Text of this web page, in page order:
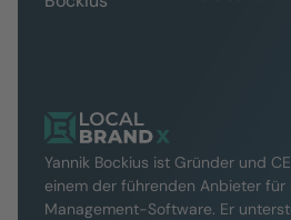
Yannik Bockius ist Gründer und
einem der führenden Anbieter für
Management-Software. Er